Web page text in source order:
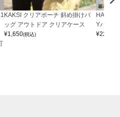
KAKSI クリアポーチ 斜め掛けバ
ッグ アウトドア クリアケース
¥1,650(税込)
Yバッグ
¥22,000